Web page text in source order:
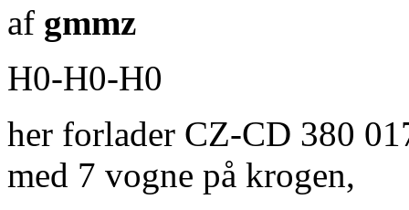
af gmmz
H0-H0-H0
her forlader CZ-CD 380
med 7 vogne på krogen,